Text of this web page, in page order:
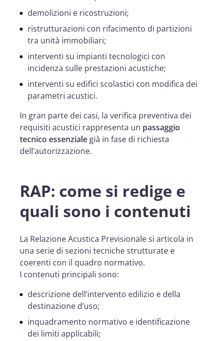
demolizioni e ricostruzioni;
ristrutturazioni con rifacimento di partizioni
tra unità immobiliari;
interventi su impianti tecnologici con
incidenza sulle prestazioni acustiche;
interventi su edifici scolastici con modifica dei
parametri acustici.
In gran parte dei casi, la verifica preventiva dei
requisiti acustici rappresenta un passaggio
tecnico essenziale già in fase di richiesta
dell’autorizzazione.
RAP: come si redige e
quali sono i contenuti
La Relazione Acustica Previsionale si articola in
una serie di sezioni tecniche strutturate e
coerenti con il quadro normativo.
I contenuti principali sono:
descrizione dell’intervento edilizio e della
destinazione d’uso;
inquadramento normativo e identificazione
dei limiti applicabili;